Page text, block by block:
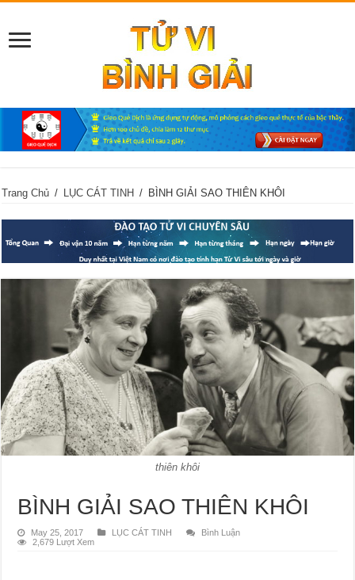
Trang Chủ / LỤC CÁT TINH / BÌNH GIẢI SAO THIÊN KHÔI
thiên khôi
BÌNH GIẢI SAO THIÊN KHÔI
May 25, 2017 LỤC CÁT TINH
Bình Luận
2,679 Lượt Xem